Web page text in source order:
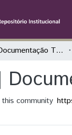
UNILA | Documentação Técnica
community